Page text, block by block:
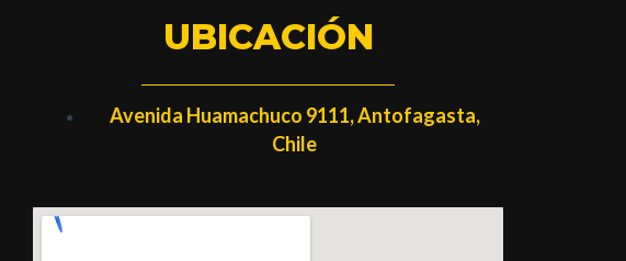
UBICACIÓN
Avenida Huamachuco 9111, Antofagasta,
Chile